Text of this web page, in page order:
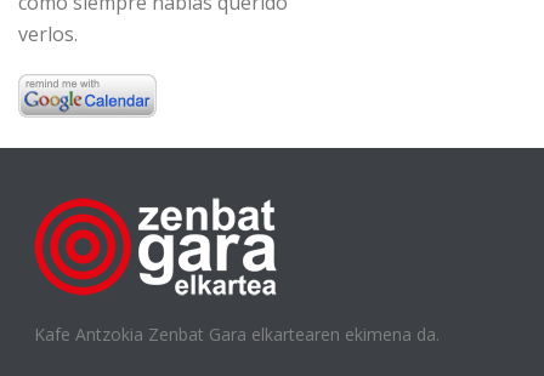
verlos.
Kafe Antzokia Zenbat Gara elkartearen ekimena da.